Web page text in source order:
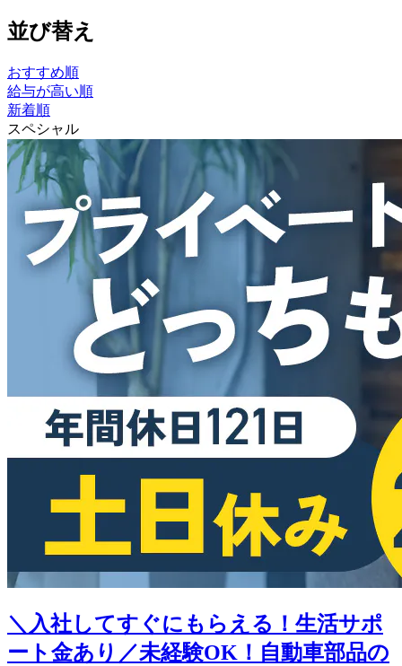
並び替え
おすすめ順
給与が高い順
新着順
スペシャル
＼入社してすぐにもらえる！生活サポ
ート金あり／未経験OK！自動車部品の